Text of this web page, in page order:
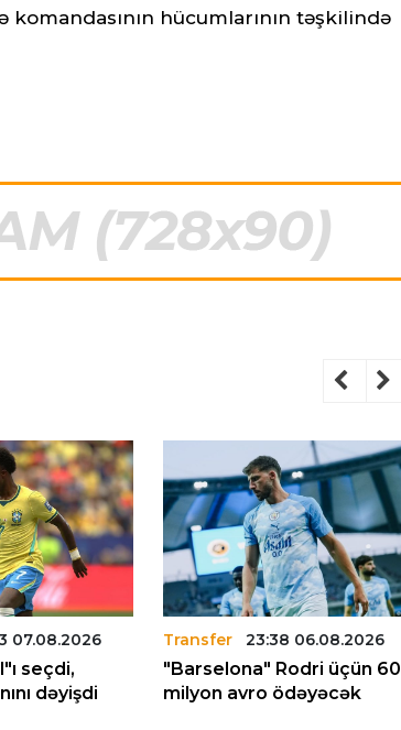
hücumlarının təşkilində
07.08.2026
seçdi,
dəyişdi
Transfer 23:38 06.08.2026
"Barselona" Rodri üçün 60
milyon avro ödəyəcək